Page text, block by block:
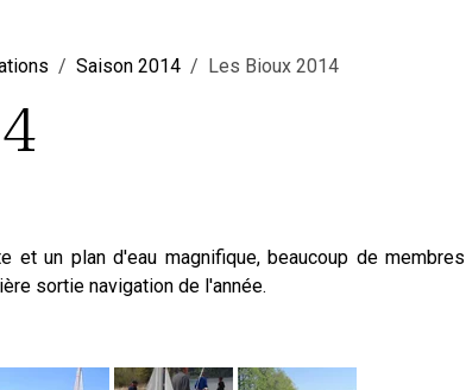
Saison 2014 Les Bioux 2014
et un plan d'eau magnifique, beaucoup de membres
sortie navigation de l'année.